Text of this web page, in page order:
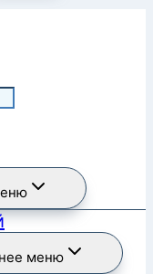
меню